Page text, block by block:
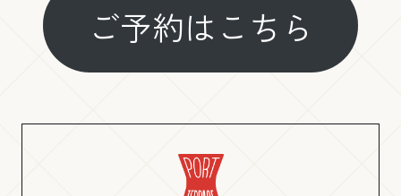
ご予約はこちら